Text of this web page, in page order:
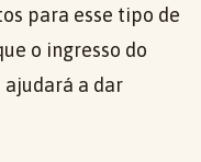
para esse tipo de
o ingresso do
ajudará a dar